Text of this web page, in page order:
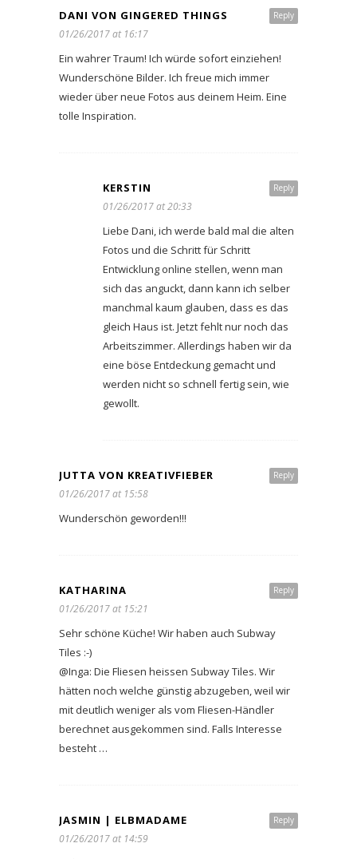
Reply
DANI VON GINGERED THINGS
01/26/2017 at 16:17
Ein wahrer Traum! Ich würde sofort einziehen!
Wunderschöne Bilder. Ich freue mich immer
wieder über neue Fotos aus deinem Heim. Eine
tolle Inspiration.
Reply
KERSTIN
01/26/2017 at 20:33
Liebe Dani, ich werde bald mal die alten
Fotos und die Schritt für Schritt
Entwicklung online stellen, wenn man
sich das anguckt, dann kann ich selber
manchmal kaum glauben, dass es das
gleich Haus ist. Jetzt fehlt nur noch das
Arbeitszimmer. Allerdings haben wir da
eine böse Entdeckung gemacht und
werden nicht so schnell fertig sein, wie
gewollt.
Reply
JUTTA VON KREATIVFIEBER
01/26/2017 at 15:58
Wunderschön geworden!!!
Reply
KATHARINA
01/26/2017 at 15:21
Sehr schöne Küche! Wir haben auch Subway
Tiles :-)
@Inga: Die Fliesen heissen Subway Tiles. Wir
hätten noch welche günstig abzugeben, weil wir
mit deutlich weniger als vom Fliesen-Händler
berechnet ausgekommen sind. Falls Interesse
besteht …
Reply
JASMIN | ELBMADAME
01/26/2017 at 14:59